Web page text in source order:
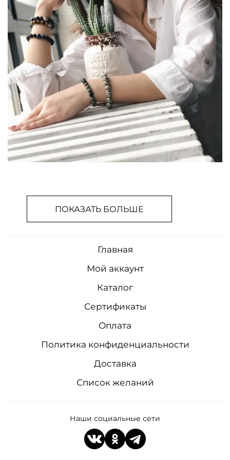
ПОКАЗАТЬ БОЛЬШЕ
Главная
Мой аккаунт
Каталог
Сертификаты
Оплата
Политика конфиденциальности
Доставка
Список желаний
Наши социальные сети